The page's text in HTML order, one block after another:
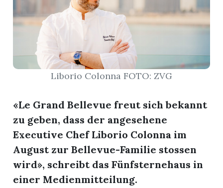
Liborio Colonna FOTO: ZVG
«Le Grand Bellevue freut sich bekannt
zu geben, dass der angesehene
Executive Chef Liborio Colonna im
August zur Bellevue-Familie stossen
wird», schreibt das Fünfsternehaus in
einer Medienmitteilung.